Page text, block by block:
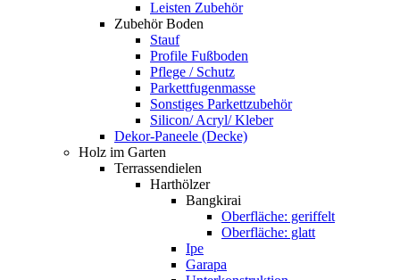
Leisten Zubehör
Zubehör Boden
Stauf
Profile Fußboden
Pflege / Schutz
Parkettfugenmasse
Sonstiges Parkettzubehör
Silicon/ Acryl/ Kleber
Dekor-Paneele (Decke)
Holz im Garten
Terrassendielen
Harthölzer
Bangkirai
Oberfläche: geriffelt
Oberfläche: glatt
Ipe
Garapa